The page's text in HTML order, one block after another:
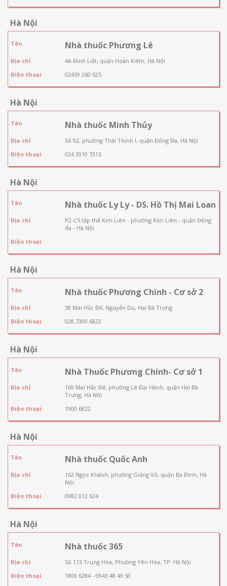
Hà Nội
Tên Nhà thuốc Phương Lê
Địa chỉ
4A Đinh Liệt, quận Hoàn Kiếm, Hà Nội
Điện thoại
02439 260 625
Hà Nội
Tên Nhà thuốc Minh Thủy
Địa chỉ
Số 92, phường Thái Thịnh I, quận Đống Đa, Hà Nội
Điện thoại
024 3910 7313
Hà Nội
Tên Nhà thuốc Ly Ly - DS. Hồ Thị Mai Loan
Địa chỉ
P2-C5 tập thể Kim Liên - phường Kim Liên - quận Đống
đa - Hà Nội
Điện thoại
Hà Nội
Tên Nhà thuốc Phương Chính - Cơ sở 2
Địa chỉ
38 Mai Hắc Đế, Nguyễn Du, Hai Bà Trưng
Điện thoại
028.7300.6822
Hà Nội
Tên Nhà Thuốc Phương Chính- Cơ sở 1
Địa chỉ
169 Mai Hắc Đế, phường Lê Đại Hành, quận Hai Bà
Trưng, Hà Nội
Điện thoại
1900.6822
Hà Nội
Tên Nhà thuốc Quốc Anh
Địa chỉ
162 Ngọc Khánh, phường Giảng Võ, quận Ba Đình, Hà
Nội
Điện thoại
0982 012 624
Hà Nội
Tên Nhà thuốc 365
Địa chỉ
Số 113 Trung Hòa, Phường Yên Hòa, TP. Hà Nội
Điện thoại
1800 6284 - 0943 48 49 50